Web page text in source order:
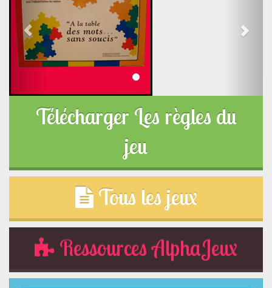
Télécharger Les règles du
jeu
Tous les jeux
Ressources AlphaJeux